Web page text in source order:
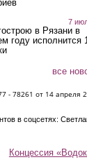
7
в Рязани в
году исполнится
все
- 78261 от 14 апреля
в соцсетях:
Концессия